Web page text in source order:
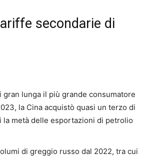
secondarie di
gran lunga il più grande consumatore
la Cina acquistò quasi un terzo di
metà delle esportazioni di petrolio
di greggio russo dal 2022, tra cui